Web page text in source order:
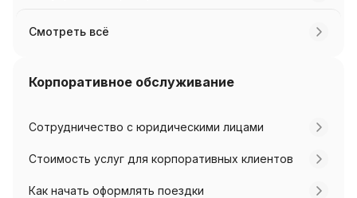
Смотреть всё
Корпоративное обслуживание
Сотрудничество с юридическими лицами
Стоимость услуг для корпоративных клиентов
Как начать оформлять поездки